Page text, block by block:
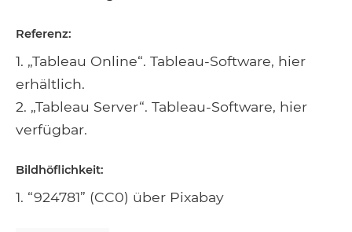
Referenz:
1. „Tableau Online“. Tableau-Software, hier
erhältlich.
2. „Tableau Server“. Tableau-Software, hier
verfügbar.
Bildhöflichkeit:
1. “924781” (CC0) über Pixabay